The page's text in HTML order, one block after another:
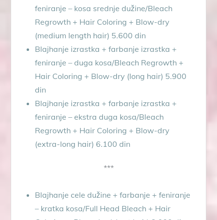
feniranje – kosa srednje dužine/Bleach
Regrowth + Hair Coloring + Blow-dry
(medium length hair) 5.600 din
Blajhanje izrastka + farbanje izrastka +
feniranje – duga kosa/Bleach Regrowth +
Hair Coloring + Blow-dry (long hair) 5.900
din
Blajhanje izrastka + farbanje izrastka +
feniranje – ekstra duga kosa/Bleach
Regrowth + Hair Coloring + Blow-dry
(extra-long hair) 6.100 din
***
Blajhanje cele dužine + farbanje + feniranje
– kratka kosa/Full Head Bleach + Hair